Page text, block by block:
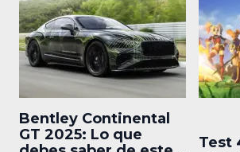
Bentley Continental
GT 2025: Lo que
Test